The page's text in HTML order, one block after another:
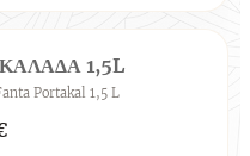
1,5L
Portakal 1,5 L